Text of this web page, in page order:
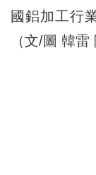
國鋁加工行
（文/圖 韓雷